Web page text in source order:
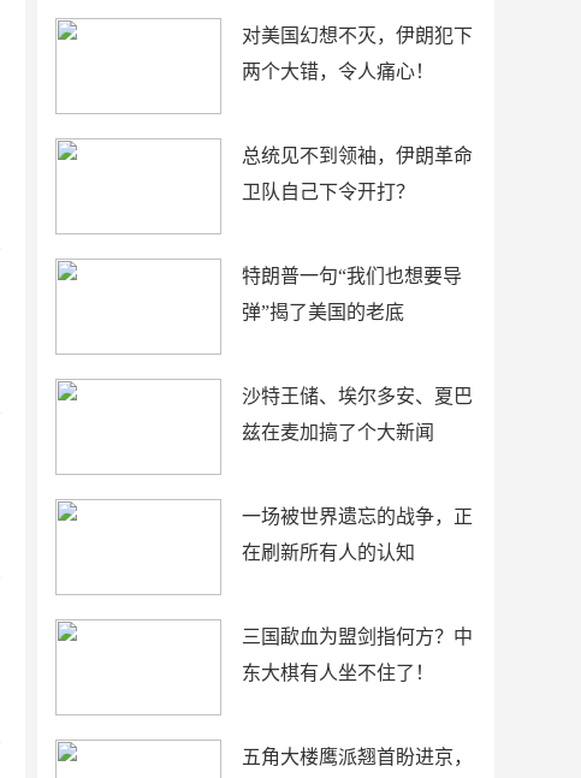
对美国幻想不灭，伊朗犯下
两个大错，令人痛心！
总统见不到领袖，伊朗革命
卫队自己下令开打？
特朗普一句“我们也想要导
弹”揭了美国的老底
沙特王储、埃尔多安、夏巴
兹在麦加搞了个大新闻
一场被世界遗忘的战争，正
在刷新所有人的认知
三国歃血为盟剑指何方？中
东大棋有人坐不住了！
五角大楼鹰派翘首盼进京，